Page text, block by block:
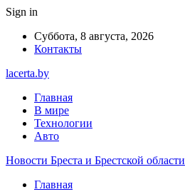
Sign in
Суббота, 8 августа, 2026
Контакты
lacerta.by
Главная
В мире
Технологии
Авто
Новости Бреста и Брестской области
Главная